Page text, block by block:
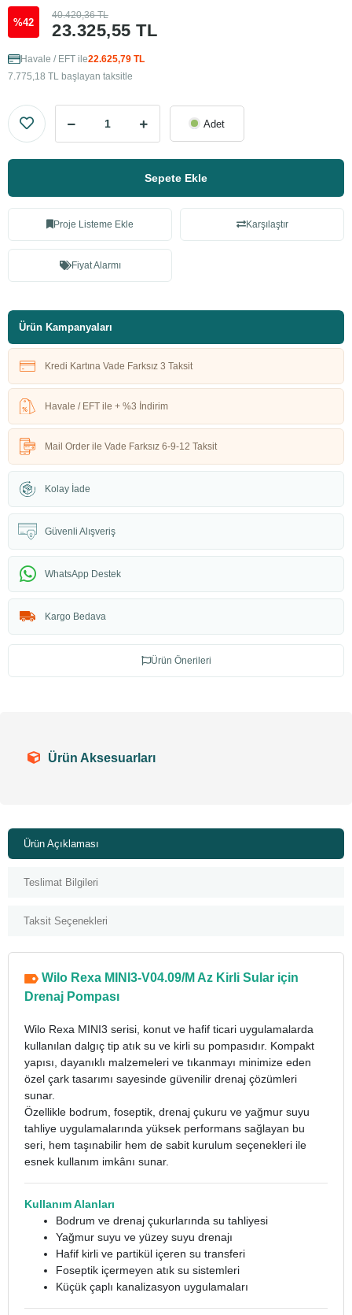
%42 23.325,55 TL
40.420,36 TL
Havale / EFT ile22.625,79 TL
7.775,18 TL başlayan taksitle
Adet
Sepete Ekle
Proje Listeme Ekle Karşılaştır
Fiyat Alarmı
Ürün Kampanyaları
Kredi Kartına Vade Farksız 3 Taksit
Havale / EFT ile + %3 İndirim
Mail Order ile Vade Farksız 6-9-12 Taksit
Kolay İade
Güvenli Alışveriş
WhatsApp Destek
Kargo Bedava
Ürün Önerileri
Ürün Aksesuarları
Ürün Açıklaması
Teslimat Bilgileri
Taksit Seçenekleri
Wilo Rexa MINI3-V04.09/M Az Kirli Sular için
Drenaj Pompası
Wilo Rexa MINI3 serisi, konut ve hafif ticari uygulamalarda
kullanılan dalgıç tip atık su ve kirli su pompasıdır. Kompakt
yapısı, dayanıklı malzemeleri ve tıkanmayı minimize eden
özel çark tasarımı sayesinde güvenilir drenaj çözümleri
sunar.
Özellikle bodrum, foseptik, drenaj çukuru ve yağmur suyu
tahliye uygulamalarında yüksek performans sağlayan bu
seri, hem taşınabilir hem de sabit kurulum seçenekleri ile
esnek kullanım imkânı sunar.
Kullanım Alanları
Bodrum ve drenaj çukurlarında su tahliyesi
Yağmur suyu ve yüzey suyu drenajı
Hafif kirli ve partikül içeren su transferi
Foseptik içermeyen atık su sistemleri
Küçük çaplı kanalizasyon uygulamaları